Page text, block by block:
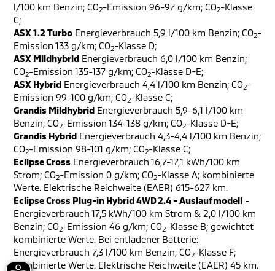
l/100 km Benzin; CO2-Emission 96-97 g/km; CO2-Klasse
C;
ASX 1.2 Turbo Energieverbrauch 5,9 l/100 km Benzin; CO2-
Emission 133 g/km; CO2-Klasse D;
ASX Mildhybrid Energieverbrauch 6,0 l/100 km Benzin;
CO2-Emission 135-137 g/km; CO2-Klasse D-E;
ASX Hybrid Energieverbrauch 4,4 l/100 km Benzin; CO2-
Emission 99-100 g/km; CO2-Klasse C;
Grandis Mildhybrid Energieverbrauch 5,9-6,1 l/100 km
Benzin; CO2-Emission 134-138 g/km; CO2-Klasse D-E;
Grandis Hybrid Energieverbrauch 4,3-4,4 l/100 km Benzin;
CO2-Emission 98-101 g/km; CO2-Klasse C;
Eclipse Cross Energieverbrauch 16,7-17,1 kWh/100 km
Strom; CO2-Emission 0 g/km; CO2-Klasse A; kombinierte
Werte. Elektrische Reichweite (EAER) 615-627 km.
Eclipse Cross Plug-in Hybrid 4WD 2.4 - Auslaufmodell -
Energieverbrauch 17,5 kWh/100 km Strom & 2,0 l/100 km
Benzin; CO2-Emission 46 g/km; CO2-Klasse B; gewichtet
kombinierte Werte. Bei entladener Batterie:
Energieverbrauch 7,3 l/100 km Benzin; CO2-Klasse F;
kombinierte Werte. Elektrische Reichweite (EAER) 45 km.